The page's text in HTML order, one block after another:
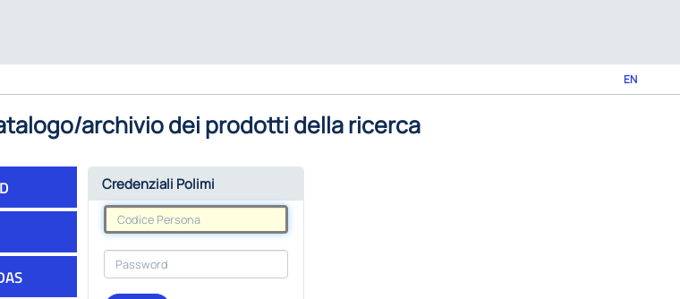
EN
archivio dei prodotti della ricerca
Credenziali Polimi